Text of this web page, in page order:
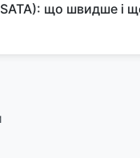
що швидше і